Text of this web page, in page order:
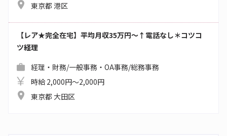
東京都 港区
【レア★完全在宅】平均月収35万円～↑電話なし＊コツコ
ツ経理
経理・財務/一般事務・OA事務/総務事務
時給 2,000円～2,000円
東京都 大田区